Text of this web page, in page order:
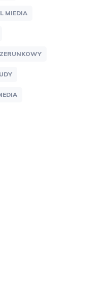
MIEDIA